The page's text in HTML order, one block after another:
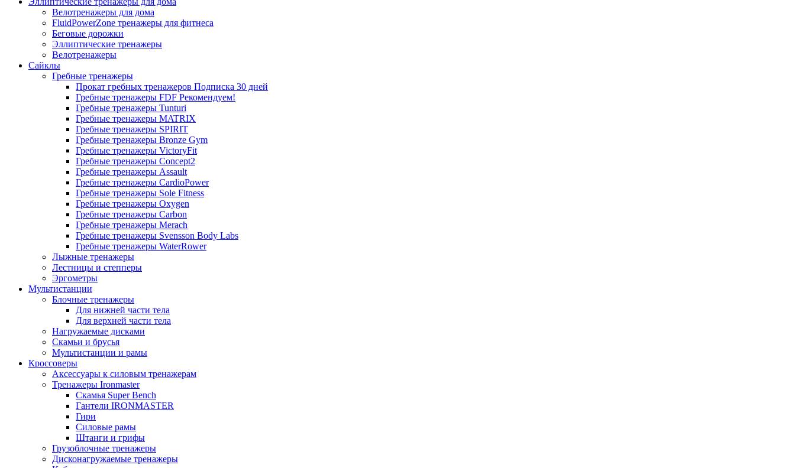
Велотренажеры для дома
FluidPowerZone тренажеры для фитнеса
Беговые дорожки
Эллиптические тренажеры
Велотренажеры
Сайклы
Гребные тренажеры
Прокат гребных тренажеров Подписка 30 дней
Гребные тренажеры FDF Рекомендуем!
Гребные тренажеры Tunturi
Гребные тренажеры MATRIX
Гребные тренажеры SPIRIT
Гребные тренажеры Bronze Gym
Гребные тренажеры VictoryFit
Гребные тренажеры Concept2
Гребные тренажеры Assault
Гребные тренажеры CardioPower
Гребные тренажеры Sole Fitness
Гребные тренажеры Oxygen
Гребные тренажеры Carbon
Гребные тренажеры Merach
Гребные тренажеры Svensson Body Labs
Гребные тренажеры WaterRower
Лыжные тренажеры
Лестницы и степперы
Эргометры
Мультистанции
Блочные тренажеры
Для нижней части тела
Для верхней части тела
Нагружаемые дисками
Скамьи и брусья
Мультистанции и рамы
Кроссоверы
Аксессуары к силовым тренажерам
Тренажеры Ironmaster
Скамья Super Bench
Гантели IRONMASTER
Гири
Силовые рамы
Штанги и грифы
Грузоблочные тренажеры
Дисконагружаемые тренажеры